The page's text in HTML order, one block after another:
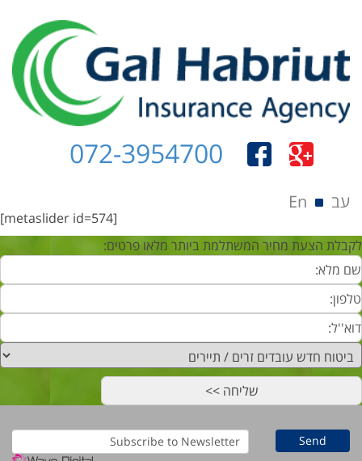
072-3954700
עב En
[metaslider id=574]
לקבלת הצעת מחיר המשתלמת ביותר מלאו פרטים: